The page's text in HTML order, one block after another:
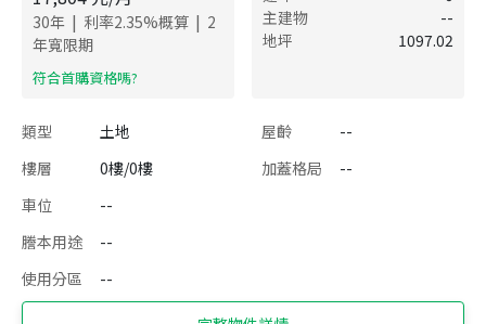
30年 | 利率2.35%概算 | 2
年寬限期
​符合首購資格嗎?
主建物
--
地坪
1097.02
類型 土地 屋齡
--
樓層
0樓/0樓 加蓋格局
--
車位
--
謄本用途
--
使用分區
--